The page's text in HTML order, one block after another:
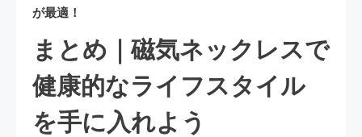
が最適！
まとめ｜磁気ネックレスで
健康的なライフスタイル
を手に入れよう